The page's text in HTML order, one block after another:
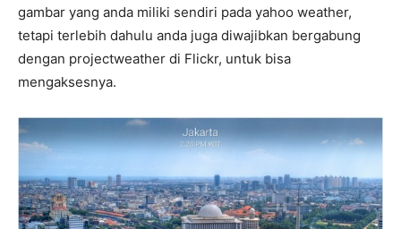
gambar yang anda miliki sendiri pada yahoo weather,
tetapi terlebih dahulu anda juga diwajibkan bergabung
dengan projectweather di Flickr, untuk bisa
mengaksesnya.